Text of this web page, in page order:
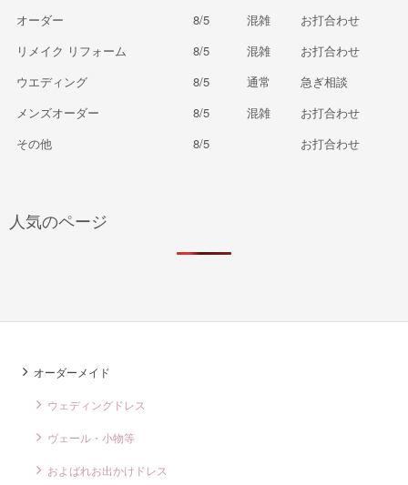
オーダー
8/5 混雑
お打合わせ
リメイク リフォーム
8/5 混雑
お打合わせ
ウエディング
8/5 通常
急ぎ相談
メンズオーダー
8/5 混雑
お打合わせ
その他
8/5 お打合わせ
人気のページ
オーダーメイド
ウェディングドレス
ヴェール・小物等
およばれお出かけドレス